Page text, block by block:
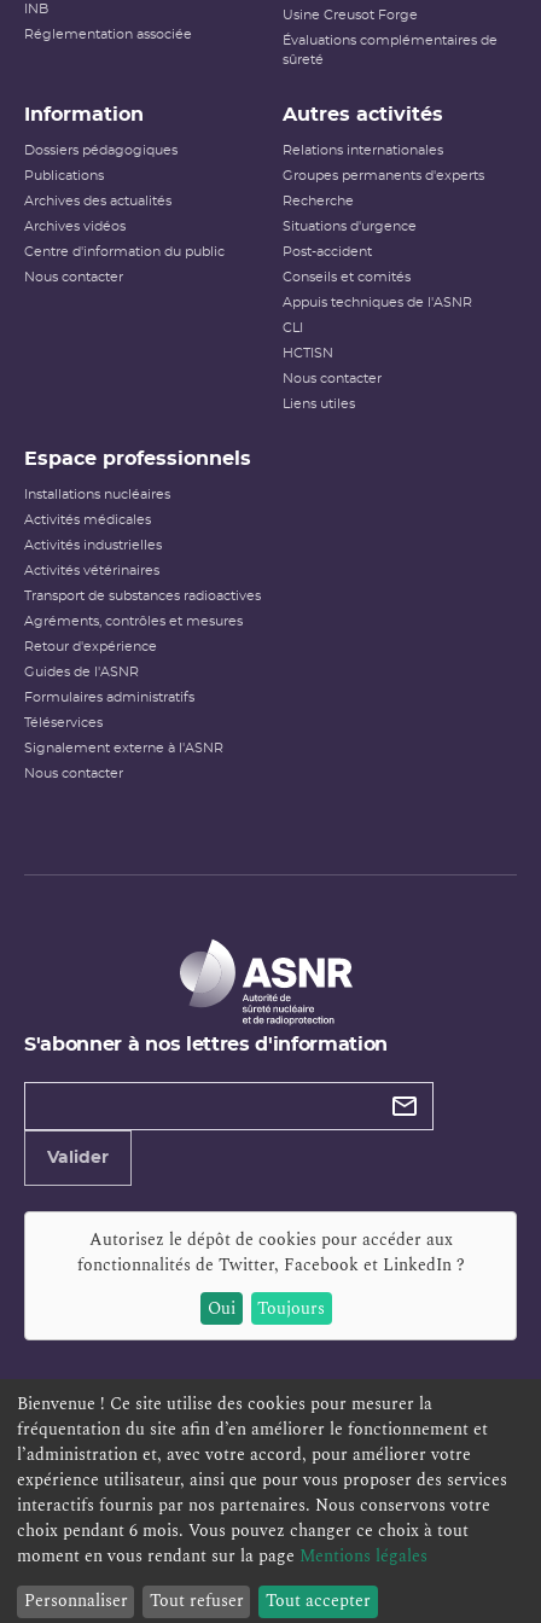
INB
Réglementation associée
Usine Creusot Forge
Évaluations complémentaires de
sûreté
Information
Dossiers pédagogiques
Publications
Archives des actualités
Archives vidéos
Centre d'information du public
Nous contacter
Autres activités
Relations internationales
Groupes permanents d'experts
Recherche
Situations d'urgence
Post-accident
Conseils et comités
Appuis techniques de l'ASNR
CLI
HCTISN
Nous contacter
Liens utiles
Espace professionnels
Installations nucléaires
Activités médicales
Activités industrielles
Activités vétérinaires
Transport de substances radioactives
Agréments, contrôles et mesures
Retour d'expérience
Guides de l'ASNR
Formulaires administratifs
Téléservices
Signalement externe à l'ASNR
Nous contacter
S'abonner à nos lettres d'information
Types de
Valider
Autorisez le dépôt de cookies pour accéder aux
fonctionnalités de Twitter, Facebook et LinkedIn?
Oui
Toujours
ESPACE PERSONNEL OFFRES D'EMPLOI SIGNALEMENT
TÉLÉSERVICES PLAN DU SITE
ACCESSIBILITÉ POLITIQUE DE CONFIDENTIALITÉ
MENTIONS LÉGALES CONTACT
Bienvenue ! Ce site utilise des cookies pour mesurer la
fréquentation du site afin d’en améliorer le fonctionnement et
l’administration et, avec votre accord, pour améliorer votre
expérience utilisateur, ainsi que pour vous proposer des services
interactifs fournis par nos partenaires. Nous conservons votre
choix pendant 6 mois. Vous pouvez changer ce choix à tout
moment en vous rendant sur la page Mentions légales
Personnaliser
Tout refuser Tout accepter